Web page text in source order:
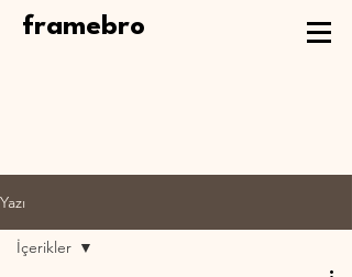
framebro
Yazı
İçerikler